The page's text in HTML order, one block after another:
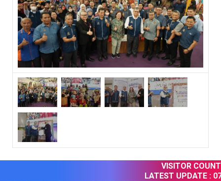
VISITOR
LATEST UPDATE : 07